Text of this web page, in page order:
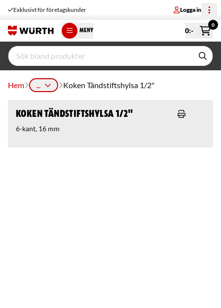
Exklusivt för företagskunder Logga in
MENY 0:-
0
Hem ... Koken Tändstiftshylsa 1/2"
Koken Tändstiftshylsa 1/2"
6-kant, 16 mm